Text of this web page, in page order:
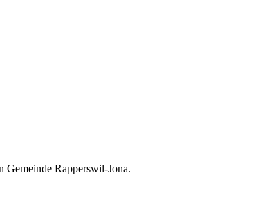
Gemeinde Rapperswil-Jona.